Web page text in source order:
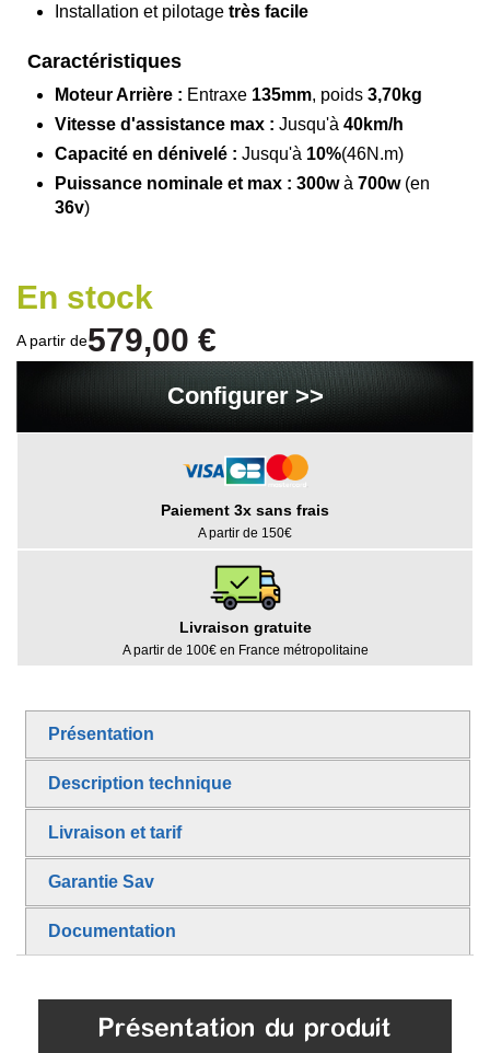
Installation et pilotage très facile
Caractéristiques
Moteur Arrière : Entraxe 135mm, poids 3,70kg
Vitesse d'assistance max : Jusqu'à 40km/h
Capacité en dénivelé : Jusqu'à 10%(46N.m)
Puissance nominale et max : 300wà 700w(en
36v)
En stock
A partir de579,00 €
Configurer >>
Paiement 3x sans frais
A partir de 150€
Livraison gratuite
A partir de 100€ en France métropolitaine
Présentation
Description technique
Livraison et tarif
Garantie Sav
Documentation
Présentation du produit